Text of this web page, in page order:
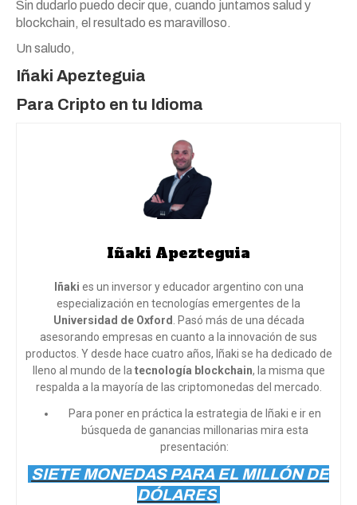
Sin dudarlo puedo decir que, cuando juntamos salud y
blockchain, el resultado es maravilloso.
Un saludo,
Iñaki Apezteguia
Para Cripto en tu Idioma
Iñaki Apezteguia
Iñaki es un inversor y educador argentino con una
especialización en tecnologías emergentes de la
Universidad de Oxford
. Pasó más de una década
asesorando empresas en cuanto a la innovación de sus
productos. Y desde hace cuatro años, Iñaki se ha dedicado de
lleno al mundo de la tecnología blockchain, la misma que
respalda a la mayoría de las criptomonedas del mercado.
Para poner en práctica la estrategia de Iñaki e ir en
búsqueda de ganancias millonarias mira esta
presentación:
SIETE MONEDAS PARA EL MILLÓN DE
DÓLARES